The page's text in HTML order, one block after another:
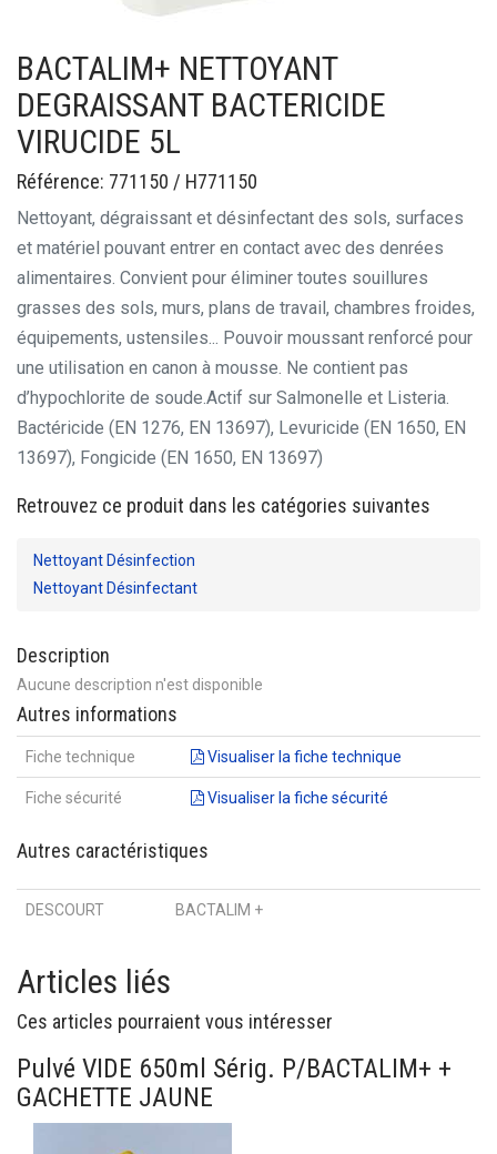
BACTALIM+ NETTOYANT
DEGRAISSANT BACTERICIDE
VIRUCIDE 5L
Référence: 771150 / H771150
Nettoyant, dégraissant et désinfectant des sols, surfaces
et matériel pouvant entrer en contact avec des denrées
alimentaires. Convient pour éliminer toutes souillures
grasses des sols, murs, plans de travail, chambres froides,
équipements, ustensiles... Pouvoir moussant renforcé pour
une utilisation en canon à mousse. Ne contient pas
d’hypochlorite de soude.Actif sur Salmonelle et Listeria.
Bactéricide (EN 1276, EN 13697), Levuricide (EN 1650, EN
13697), Fongicide (EN 1650, EN 13697)
Retrouvez ce produit dans les catégories suivantes
Nettoyant Désinfection
Nettoyant Désinfectant
Description
Aucune description n'est disponible
Autres informations
Fiche technique Visualiser la fiche technique
Fiche sécurité Visualiser la fiche sécurité
Autres caractéristiques
DESCOURT BACTALIM +
Articles liés
Ces articles pourraient vous intéresser
Pulvé VIDE 650ml Sérig. P/BACTALIM+ +
GACHETTE JAUNE